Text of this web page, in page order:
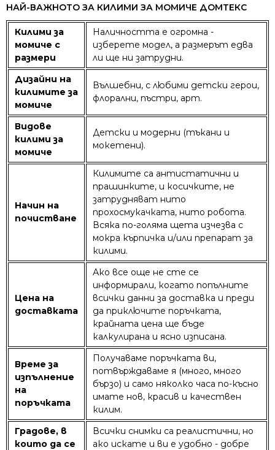
НАЙ-ВАЖНОТО ЗА КИЛИМИ ЗА МОМИЧЕ ДОМТЕКС
Килими за
момиче с
размери
Наличността е огромна -
изберете модел, а размерът едва
ли ще ни затрудни.
Дизайни на
килимите за
момиче
Вълшебни, с любими детски герои,
флорални, пъстри, арт.
Видове
килими за
момиче
Детски и модерни (тъкани и
мокетени).
Начин на
почистване
Килимите са антистатични и
прашинките, и косичките, не
затрудняват нито
прохосмукачката, нито робота.
Всяка по-голяма щета изчезва с
мокра кърпичка и/или препарат за
килими.
Цена на
доставката
Ако все още не сте се
информирали, когато попълните
всички данни за доставка и преди
да приключите поръчката,
крайната цена ще бъде
калкулирана и ясно изписана.
Време за
изпълнение
на
поръчката
Получаваме поръчката ви,
потвърждаваме я (много, много
бързо) и само няколко часа по-късно
имате нов, красив и качествен
килим.
Градове, в
които да се
Всички снимки са реалистични, но
ако искате и ви е удобно - добре